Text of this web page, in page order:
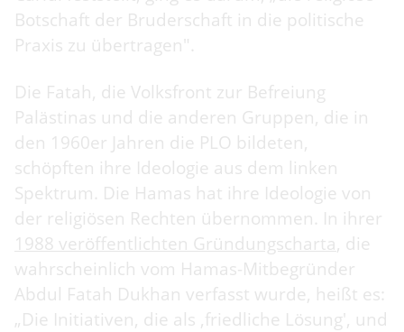
Botschaft der Bruderschaft in die politische
Praxis zu übertragen".
Die Fatah, die Volksfront zur Befreiung
Palästinas und die anderen Gruppen, die in
den 1960er Jahren die PLO bildeten,
schöpften ihre Ideologie aus dem linken
Spektrum. Die Hamas hat ihre Ideologie von
der religiösen Rechten übernommen. In ihrer
1988 veröffentlichten Gründungscharta, die
wahrscheinlich vom Hamas-Mitbegründer
Abdul Fatah Dukhan verfasst wurde, heißt es:
„Die Initiativen, die als ‚friedliche Lösung'‚ und